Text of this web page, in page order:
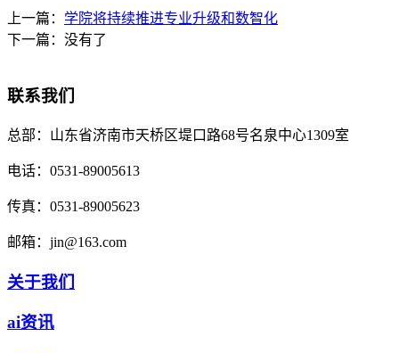
上一篇： 学院将持续推进专业升级和数智化
下一篇：没有了
联系我们
总部： 山东省济南市天桥区堤口路68号名泉中心1309室
电话： 0531-89005613
传真： 0531-89005623
邮箱： jin@163.com
关于我们
ai资讯